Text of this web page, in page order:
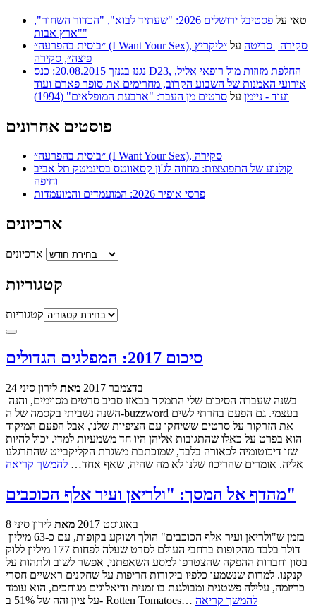
טאי על
פסטיבל ירושלים 2026: "שעתיד לבוא", "הכדור השחור",
"ארץ אבות"
״בוסית בהפרעה״ (I Want Your Sex), סקירה | סריטה על ״ליקריץ
פיצה״, סקירה
נגנז בגנזך 20.08.2015: כנס D23, החלפת מזוזות מול רופאי אליל,
אירועי האמנות של השבוע הקרוב, מחרימים את סופר פארם ועוד
ועוד - ניימן על סרטים מן העבר: "ארבעת המופלאים" (1994)
פוסטים אחרונים
״בוסית בהפרעה״ (I Want Your Sex), סקירה
קולנוע של התפוצצות: מחווה לג'ון קסאווטס בסינמטק תל אביב
וחיפה
פרסי אופיר 2026: המועמדים והמועמדות
ארכיונים
ארכיונים
קטגוריות
קטגוריות
סיכום 2017: המפלגים הגדולים
24 בדצמבר 2017 מאת לירון סיני
השנה נשביתי בקסמה של ה-buzzword בעצמי. גם הפעם בחרתי לשים
את הזרקור על סרטים ששיחקו עם הציפיות שלנו, אבל הפעם המיקוד
הוא בפרט על כאלו שהתגובות אליהן היו חד משמעיות למדי. יכול להיות
שזו דיכוטומיה לכאורה בלבד, שמוכתבת משגרת הקליקבייט שהתרגלנו
אליה. אומרים שהריכוז שלנו לא מה שהיה, שאף אחד… להמשך קריאה
מהדף אל המסך: "ולריאן ועיר אלף הכוכבים"
8 באוגוסט 2017 מאת לירון סיני
דולר בלבד מהקופות ברחבי העולם לסרט שעלה לפחות 177 מיליון ללוק
בסון וחברות ההפקה שהצטרפו למסע השאפתני, אפשר לשוב ולתהות על
קנקנו. למרות שנשמעו כלפיו ביקורות חריפות על שחקנים ראשיים חסרי
כריזמה, עלילה פשטנית ומבולגנת בו זמנית ודיאלוגים מגוחכים, הוא עומד
על ציון זהה של 51% ב- Rotten Tomatoes… להמשך קריאה